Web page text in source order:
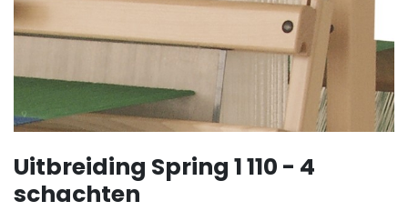
Uitbreiding Spring 1 110 - 4
schachten